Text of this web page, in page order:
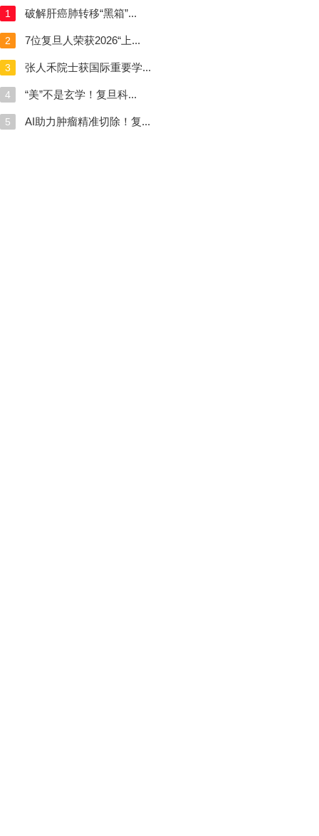
1 破解肝癌肺转移“黑箱”...
2 7位复旦人荣获2026“上...
3 张人禾院士获国际重要学...
4 “美”不是玄学！复旦科...
5 AI助力肿瘤精准切除！复...